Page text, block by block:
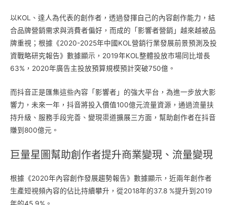
以KOL、達人為代表的創作者，透過發揮自己的內容創作能⼒，結
合品牌營銷需求與消費者偏好，而成的「影響者營銷」越來越被品
牌重視；根據《2020-2025年中國KOL營銷行業發展前景預測及投
資戰略研究報告》數據顯示，2019年KOL整體投放市場同⽐增長
63%，2020年廣告主投放預算規模預計突破750億。
而抖音正是匯集這些內容「影響者」的強大平台，為進一步放大影
響力，未來一年，抖音將投入價值100億元流量資源，通過流量扶
持升級、服務手段完善、變現渠道擴展三方面，幫助創作者在抖音
賺到800億元。
巨量星圖幫助創作者提升商業變現、流量變現
根據《2020年內容創作發展趨勢報告》數據顯示，近兩年創作者
生產短視頻內容的佔比持續攀升，從2018年的37.8 %提升到2019